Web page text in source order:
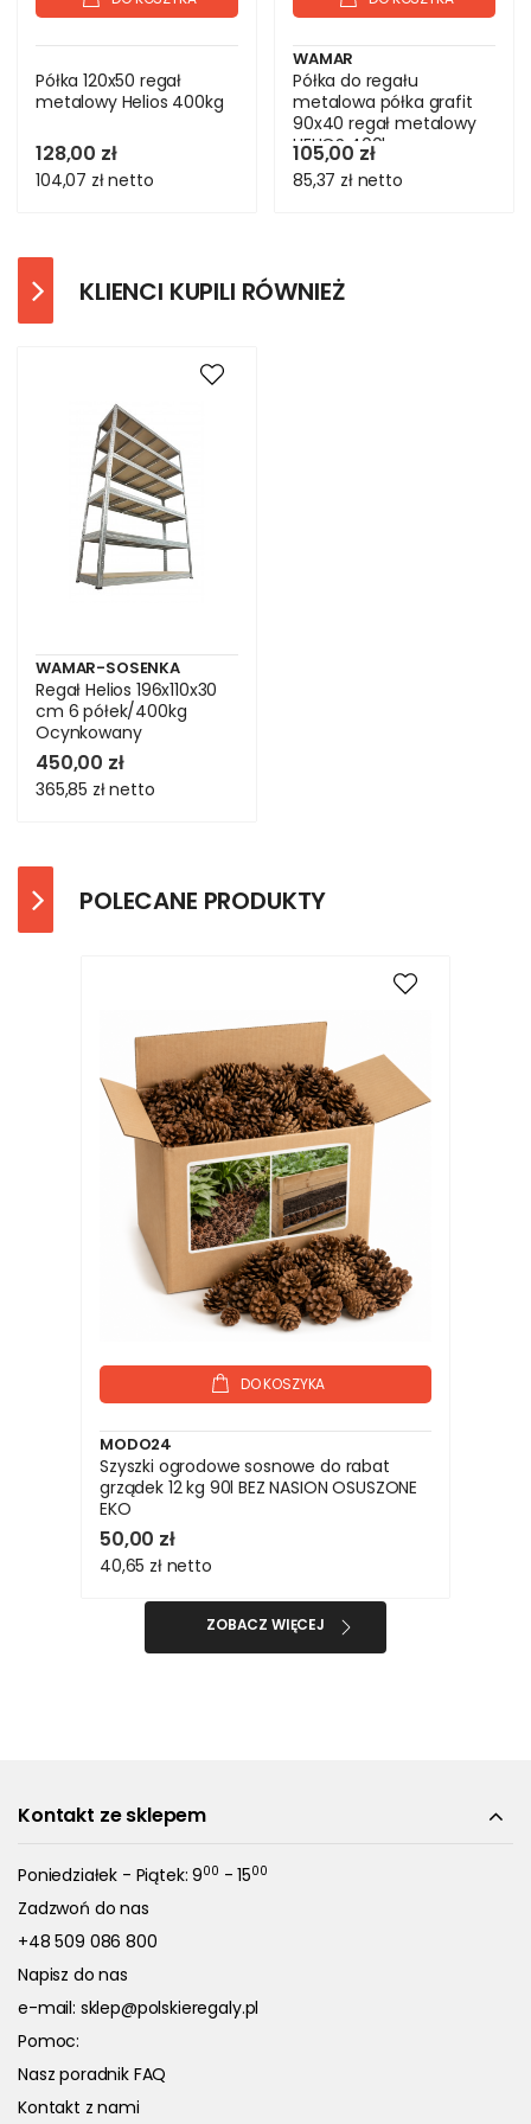
Półka 120x50 regał
metalowy Helios 400kg
128,00 zł
104,07 złnetto
WAMAR
Półka do regału
metalowa półka grafit
90x40 regał metalowy
HELIOS 400kg
105,00 zł
85,37 zł netto
KLIENCI KUPILI RÓWNIEŻ
WAMAR-SOSENKA
Regał Helios 196x110x30
cm 6 półek/400kg
Ocynkowany
450,00 zł
365,85 złnetto
POLECANE PRODUKTY
DO KOSZYKA
MODO24
Szyszki ogrodowe sosnowe do rabat
grządek 12 kg 90l BEZ NASION OSUSZONE
EKO
50,00 zł
40,65 zł netto
ZOBACZ WIĘCEJ
Kontakt ze sklepem
Poniedziałek - Piątek: 900 - 1500
Zadzwoń do nas
+48 509 086 800
Napisz do nas
e-mail: sklep@polskieregaly.pl
Pomoc:
Nasz poradnik FAQ
Kontakt z nami